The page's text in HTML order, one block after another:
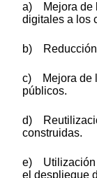
a) Mejora de
digitales a los
b) Reducción
c) Mejora de
públicos.
d)
construidas.
e) Utilización
el despliegue